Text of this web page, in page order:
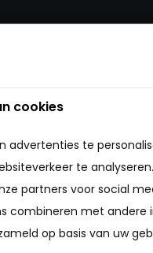
Matras
matras
cookies
advertenties te
te
partners voor social
combineren met andere
op basis van uw